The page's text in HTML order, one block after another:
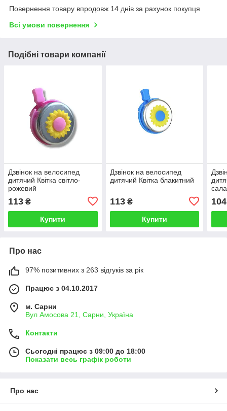
Повернення товару впродовж 14 днів за рахунок покупця
Всі умови повернення
Подібні товари компанії
Дзвінок на велосипед
дитячий Квітка світло-
рожевий
113 ₴
Купити
Дзвінок на велосипед
дитячий Квітка блакитний
113₴
Купити
104
Про нас
97% позитивних з 263 відгуків за рік
Працює з 04.10.2017
м. Сарни
Вул Амосова 21, Сарни, Україна
Контакти
Сьогодні працює з 09:00 до 18:00
Показати весь графік роботи
Про нас